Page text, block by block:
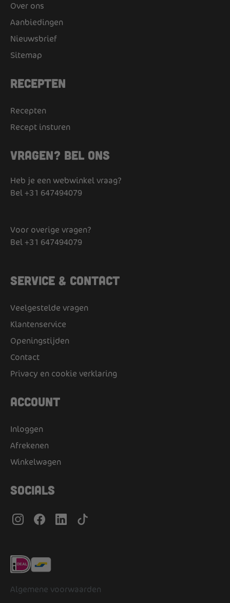
Over ons
Aanbiedingen
Nieuwsbrief
Sitemap
Recepten
Recepten
Recept insturen
Vragen? Bel ons
Heb je een webwinkel vraag?
Bel+31 647494079
Voor overige vragen?
Bel+31 647494079
Service & Contact
Veelgestelde vragen
Klantenservice
Openingstijden
Contact
Privacy en cookie verklaring
Account
Inloggen
Afrekenen
Winkelwagen
Socials
Algemene voorwaarden